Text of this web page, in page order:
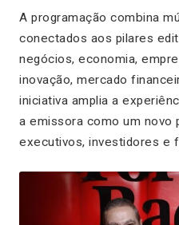
A programação combina
conectados aos pilares
negócios, economia,
inovação, mercado
iniciativa amplia a
a emissora como um novo
executivos, investidores e